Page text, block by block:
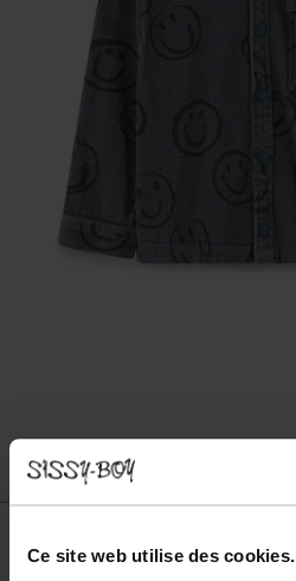
Ce site web utilise des cookies.
- 50%